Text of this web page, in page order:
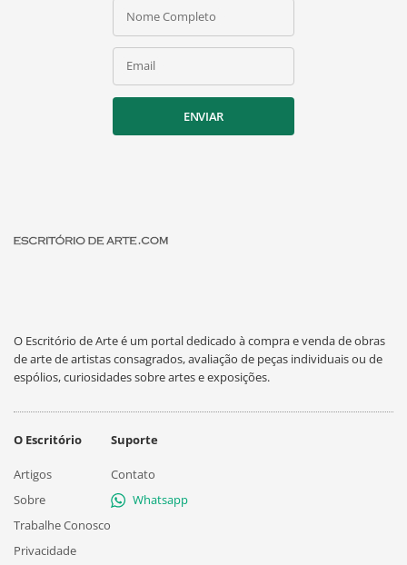
Nome Completo
Email
ENVIAR
O Escritório de Arte é um portal dedicado à compra e venda de obras
de arte de artistas consagrados, avaliação de peças individuais ou de
espólios, curiosidades sobre artes e exposições.
O Escritório
Artigos
Sobre
Trabalhe Conosco
Privacidade
Suporte
Contato
Whatsapp